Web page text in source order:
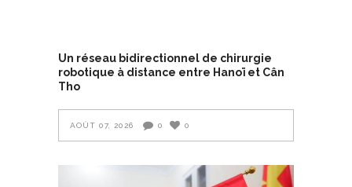
Un réseau bidirectionnel de chirurgie
robotique à distance entre Hanoï et Cân
Tho
AOÛT 07, 2026 0 0